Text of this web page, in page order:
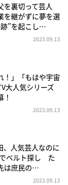
ねん！？」
を裏切って芸人
継がずに夢を選
”を起こし…
2023.09.13
！」「もはや宇宙
大人気シリーズ
2023.09.13
、人気芸人なのに
ベルト探し た
は庶民の…
2023.09.13